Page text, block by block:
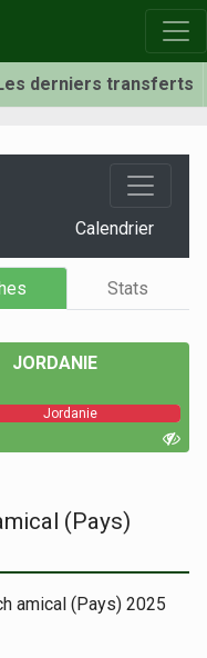
derniers transferts
Calendrier
Stats
JORDANIE
Jordanie
(Pays)
amical (Pays) 2025